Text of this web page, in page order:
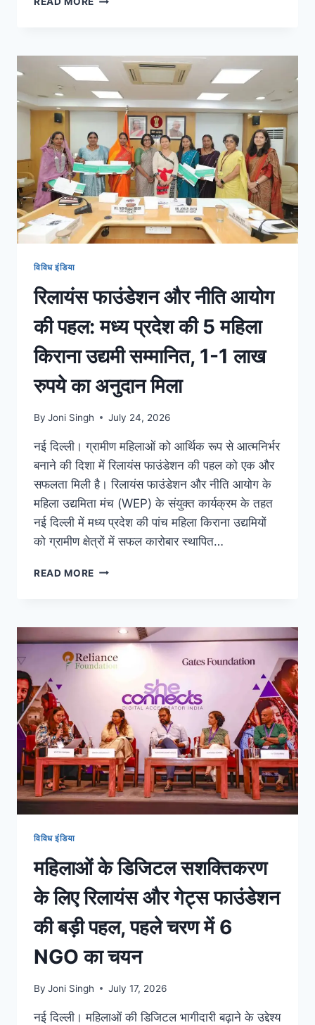
विविध इंडिया
रिलायंस फाउंडेशन और नीति आयोग
की पहल: मध्य प्रदेश की 5 महिला
किराना उद्यमी सम्मानित, 1-1 लाख
रुपये का अनुदान मिला
By Joni Singh July 24, 2026
नई दिल्ली। ग्रामीण महिलाओं को आर्थिक रूप से आत्मनिर्भर
बनाने की दिशा में रिलायंस फाउंडेशन की पहल को एक और
सफलता मिली है। रिलायंस फाउंडेशन और नीति आयोग के
महिला उद्यमिता मंच (WEP) के संयुक्त कार्यक्रम के तहत
नई दिल्ली में मध्य प्रदेश की पांच महिला किराना उद्यमियों
को ग्रामीण क्षेत्रों में सफल कारोबार स्थापित…
READ MORE
विविध इंडिया
महिलाओं के डिजिटल सशक्तिकरण
के लिए रिलायंस और गेट्स फाउंडेशन
की बड़ी पहल, पहले चरण में 6
NGO का चयन
By Joni Singh July 17, 2026
नई दिल्ली। महिलाओं की डिजिटल भागीदारी बढ़ाने के उद्देश्य